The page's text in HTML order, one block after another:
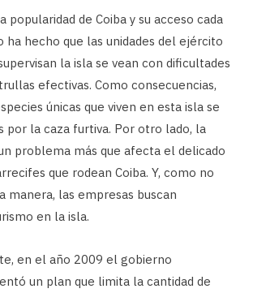
popularidad de Coiba y su acceso cada
ha hecho que las unidades del ejército
la isla se vean con dificultades
efectivas. Como consecuencias,
únicas que viven en esta isla se
por la caza furtiva. Por otro lado, la
problema más que afecta el delicado
que rodean Coiba. Y, como no
manera, las empresas buscan
en la isla.
en el año 2009 el gobierno
un plan que limita la cantidad de